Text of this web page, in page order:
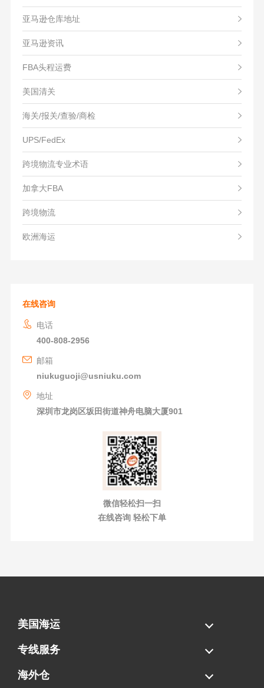
亚马逊仓库地址
亚马逊资讯
FBA头程运费
美国清关
海关/报关/查验/商检
UPS/FedEx
跨境物流专业术语
加拿大FBA
跨境物流
欧洲海运
在线咨询
电话
400-808-2956
邮箱
niukuguoji@usniuku.com
地址
深圳市龙岗区坂田街道神舟电脑大厦901
微信轻松扫一扫
在线咨询 轻松下单
美国海运
海运拼柜
海运整柜
美国海卡
加拿大海运
专线服务
FBA专线直送
超大件专线
AWD专线
电池专线
海外仓